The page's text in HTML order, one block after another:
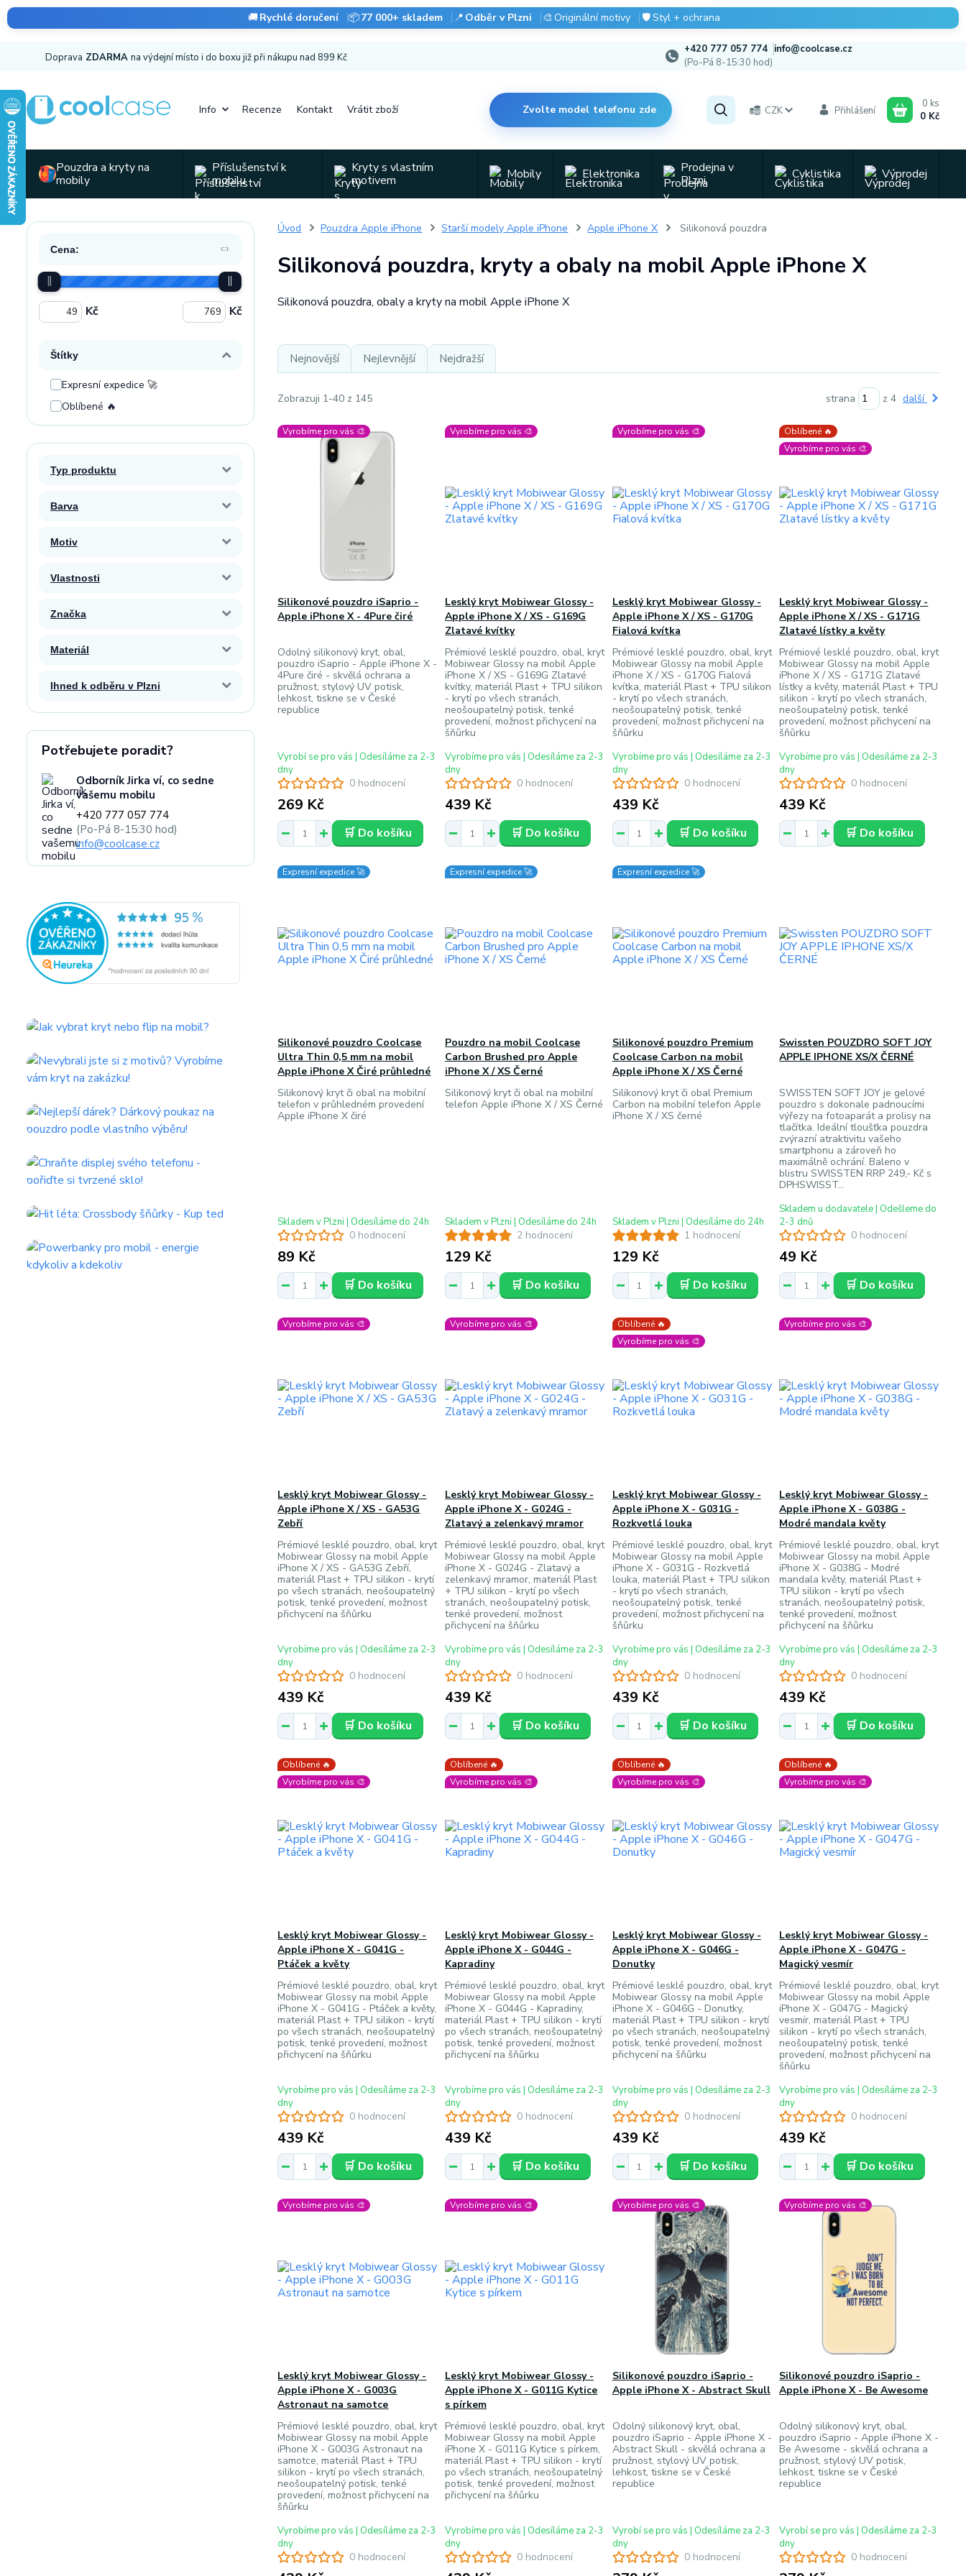
🚚Rychlé doručení 📦77 000+ skladem 📍 Odběr v Plzni 🎨Originální motivy 🛡️Styl + ochrana
Doprava ZDARMA na výdejní místo i do boxu již při nákupu nad 899 Kč
+420 777 057 774 info@coolcase.cz
(Po-Pá 8-15:30 hod)
Info Recenze Kontakt Vrátit zboží Zvolte model telefonu zde CZK Přihlášení
0 ks
0 Kč
Pouzdra a kryty na
mobily
Příslušenství k
mobilu
Kryty s vlastním
motivem
Mobily Elektronika
Prodejna v
Plzni
Cyklistika Výprodej
Cena:
Kč Kč
Štítky
Expresní expedice 🚀
Oblíbené 🔥
Typ produktu
Barva
Motiv
Vlastnosti
Značka
Materiál
Ihned k odběru v Plzni
Potřebujete poradit?
Odborník Jirka ví, co sedne
vašemu mobilu
+420 777 057 774
(Po-Pá 8-15:30 hod)
info@coolcase.cz
Úvod Pouzdra Apple iPhone Starší modely Apple iPhone Apple iPhone X Silikonová pouzdra
Silikonová pouzdra, kryty a obaly na mobil Apple iPhone X
Silikonová pouzdra, obaly a kryty na mobil Apple iPhone X
Nejnovější Nejlevnější Nejdražší
Zobrazuji 1-40 z 145 strana z 4 další
Vyrobíme pro vás 🎨
0 hodnocení
Silikonové pouzdro iSaprio -
Apple iPhone X - 4Pure čiré
Odolný silikonový kryt, obal,
pouzdro iSaprio - Apple iPhone X -
4Pure čiré - skvělá ochrana a
pružnost, stylový UV potisk,
lehkost, tiskne se v České
republice
269 Kč
Vyrobí se pro vás | Odesíláme za 2-3
dny
🛒 Do košíku
Vyrobíme pro vás 🎨
0 hodnocení
Lesklý kryt Mobiwear Glossy -
Apple iPhone X / XS - G169G
Zlatavé kvítky
Prémiové lesklé pouzdro, obal, kryt
Mobiwear Glossy na mobil Apple
iPhone X / XS - G169G Zlatavé
kvítky, materiál Plast + TPU silikon
- krytí po všech stranách,
neošoupatelný potisk, tenké
provedení, možnost přichycení na
šňůrku
439 Kč
Vyrobíme pro vás | Odesíláme za 2-3
dny
🛒 Do košíku
Vyrobíme pro vás 🎨
0 hodnocení
Lesklý kryt Mobiwear Glossy -
Apple iPhone X / XS - G170G
Fialová kvítka
Prémiové lesklé pouzdro, obal, kryt
Mobiwear Glossy na mobil Apple
iPhone X / XS - G170G Fialová
kvítka, materiál Plast + TPU silikon
- krytí po všech stranách,
neošoupatelný potisk, tenké
provedení, možnost přichycení na
šňůrku
439 Kč
Vyrobíme pro vás | Odesíláme za 2-3
dny
🛒 Do košíku
Oblíbené 🔥
Vyrobíme pro vás 🎨
0 hodnocení
Lesklý kryt Mobiwear Glossy -
Apple iPhone X / XS - G171G
Zlatavé lístky a květy
Prémiové lesklé pouzdro, obal, kryt
Mobiwear Glossy na mobil Apple
iPhone X / XS - G171G Zlatavé
lístky a květy, materiál Plast + TPU
silikon - krytí po všech stranách,
neošoupatelný potisk, tenké
provedení, možnost přichycení na
šňůrku
439 Kč
Vyrobíme pro vás | Odesíláme za 2-3
dny
🛒 Do košíku
Expresní expedice 🚀
0 hodnocení
Silikonové pouzdro Coolcase
Ultra Thin 0,5 mm na mobil
Apple iPhone X Čiré průhledné
Silikonový kryt či obal na mobilní
telefon v průhledném provedení
Apple iPhone X čiré
89 Kč
Skladem v Plzni | Odesíláme do 24h
🛒 Do košíku
Expresní expedice 🚀
2 hodnocení
Pouzdro na mobil Coolcase
Carbon Brushed pro Apple
iPhone X / XS Černé
Silikonový kryt či obal na mobilní
telefon Apple iPhone X / XS Černé
129 Kč
Skladem v Plzni | Odesíláme do 24h
🛒 Do košíku
Expresní expedice 🚀
1 hodnocení
Silikonové pouzdro Premium
Coolcase Carbon na mobil
Apple iPhone X / XS Černé
Silikonový kryt či obal Premium
Carbon na mobilní telefon Apple
iPhone X / XS černé
129 Kč
Skladem v Plzni | Odesíláme do 24h
🛒 Do košíku
0 hodnocení
Swissten POUZDRO SOFT JOY
APPLE IPHONE XS/X ČERNÉ
SWISSTEN SOFT JOY je gelové
pouzdro s dokonale padnoucími
výřezy na fotoaparát a prolisy na
tlačítka. Ideální tloušťka pouzdra
zvýrazní atraktivitu vašeho
smartphonu a zároveň ho
maximálně ochrání. Baleno v
blistru SWISSTEN RRP 249,- Kč s
DPHSWISST...
49 Kč
Skladem u dodavatele | Odešleme do
2-3 dnů
🛒 Do košíku
Vyrobíme pro vás 🎨
0 hodnocení
Lesklý kryt Mobiwear Glossy -
Apple iPhone X / XS - GA53G
Zebří
Prémiové lesklé pouzdro, obal, kryt
Mobiwear Glossy na mobil Apple
iPhone X / XS - GA53G Zebří,
materiál Plast + TPU silikon - krytí
po všech stranách, neošoupatelný
potisk, tenké provedení, možnost
přichycení na šňůrku
439 Kč
Vyrobíme pro vás | Odesíláme za 2-3
dny
🛒 Do košíku
Vyrobíme pro vás 🎨
0 hodnocení
Lesklý kryt Mobiwear Glossy -
Apple iPhone X - G024G -
Zlatavý a zelenkavý mramor
Prémiové lesklé pouzdro, obal, kryt
Mobiwear Glossy na mobil Apple
iPhone X - G024G - Zlatavý a
zelenkavý mramor, materiál Plast
+ TPU silikon - krytí po všech
stranách, neošoupatelný potisk,
tenké provedení, možnost
přichycení na šňůrku
439 Kč
Vyrobíme pro vás | Odesíláme za 2-3
dny
🛒 Do košíku
Oblíbené 🔥
Vyrobíme pro vás 🎨
0 hodnocení
Lesklý kryt Mobiwear Glossy -
Apple iPhone X - G031G -
Rozkvetlá louka
Prémiové lesklé pouzdro, obal, kryt
Mobiwear Glossy na mobil Apple
iPhone X - G031G - Rozkvetlá
louka, materiál Plast + TPU silikon
- krytí po všech stranách,
neošoupatelný potisk, tenké
provedení, možnost přichycení na
šňůrku
439 Kč
Vyrobíme pro vás | Odesíláme za 2-3
dny
🛒 Do košíku
Vyrobíme pro vás 🎨
0 hodnocení
Lesklý kryt Mobiwear Glossy -
Apple iPhone X - G038G -
Modré mandala květy
Prémiové lesklé pouzdro, obal, kryt
Mobiwear Glossy na mobil Apple
iPhone X - G038G - Modré
mandala květy, materiál Plast +
TPU silikon - krytí po všech
stranách, neošoupatelný potisk,
tenké provedení, možnost
přichycení na šňůrku
439 Kč
Vyrobíme pro vás | Odesíláme za 2-3
dny
🛒 Do košíku
Oblíbené 🔥
Vyrobíme pro vás 🎨
0 hodnocení
Lesklý kryt Mobiwear Glossy -
Apple iPhone X - G041G -
Ptáček a květy
Prémiové lesklé pouzdro, obal, kryt
Mobiwear Glossy na mobil Apple
iPhone X - G041G - Ptáček a květy,
materiál Plast + TPU silikon - krytí
po všech stranách, neošoupatelný
potisk, tenké provedení, možnost
přichycení na šňůrku
439 Kč
Vyrobíme pro vás | Odesíláme za 2-3
dny
🛒 Do košíku
Oblíbené 🔥
Vyrobíme pro vás 🎨
0 hodnocení
Lesklý kryt Mobiwear Glossy -
Apple iPhone X - G044G -
Kapradiny
Prémiové lesklé pouzdro, obal, kryt
Mobiwear Glossy na mobil Apple
iPhone X - G044G - Kapradiny,
materiál Plast + TPU silikon - krytí
po všech stranách, neošoupatelný
potisk, tenké provedení, možnost
přichycení na šňůrku
439 Kč
Vyrobíme pro vás | Odesíláme za 2-3
dny
🛒 Do košíku
Oblíbené 🔥
Vyrobíme pro vás 🎨
0 hodnocení
Lesklý kryt Mobiwear Glossy -
Apple iPhone X - G046G -
Donutky
Prémiové lesklé pouzdro, obal, kryt
Mobiwear Glossy na mobil Apple
iPhone X - G046G - Donutky,
materiál Plast + TPU silikon - krytí
po všech stranách, neošoupatelný
potisk, tenké provedení, možnost
přichycení na šňůrku
439 Kč
Vyrobíme pro vás | Odesíláme za 2-3
dny
🛒 Do košíku
Oblíbené 🔥
Vyrobíme pro vás 🎨
0 hodnocení
Lesklý kryt Mobiwear Glossy -
Apple iPhone X - G047G -
Magický vesmír
Prémiové lesklé pouzdro, obal, kryt
Mobiwear Glossy na mobil Apple
iPhone X - G047G - Magický
vesmír, materiál Plast + TPU
silikon - krytí po všech stranách,
neošoupatelný potisk, tenké
provedení, možnost přichycení na
šňůrku
439 Kč
Vyrobíme pro vás | Odesíláme za 2-3
dny
🛒 Do košíku
Vyrobíme pro vás 🎨
0 hodnocení
Lesklý kryt Mobiwear Glossy -
Apple iPhone X - G003G
Astronaut na samotce
Prémiové lesklé pouzdro, obal, kryt
Mobiwear Glossy na mobil Apple
iPhone X - G003G Astronaut na
samotce, materiál Plast + TPU
silikon - krytí po všech stranách,
neošoupatelný potisk, tenké
provedení, možnost přichycení na
šňůrku
Vyrobíme pro vás | Odesíláme za 2-3
dny
Vyrobíme pro vás 🎨
0 hodnocení
Lesklý kryt Mobiwear Glossy -
Apple iPhone X - G011G Kytice
s pírkem
Prémiové lesklé pouzdro, obal, kryt
Mobiwear Glossy na mobil Apple
iPhone X - G011G Kytice s pírkem,
materiál Plast + TPU silikon - krytí
po všech stranách, neošoupatelný
potisk, tenké provedení, možnost
přichycení na šňůrku
Vyrobíme pro vás | Odesíláme za 2-3
dny
Vyrobíme pro vás 🎨
0 hodnocení
Silikonové pouzdro iSaprio -
Apple iPhone X - Abstract Skull
Odolný silikonový kryt, obal,
pouzdro iSaprio - Apple iPhone X -
Abstract Skull - skvělá ochrana a
pružnost, stylový UV potisk,
lehkost, tiskne se v České
republice
Vyrobí se pro vás | Odesíláme za 2-3
dny
Vyrobíme pro vás 🎨
0 hodnocení
Silikonové pouzdro iSaprio -
Apple iPhone X - Be Awesome
Odolný silikonový kryt, obal,
pouzdro iSaprio - Apple iPhone X -
Be Awesome - skvělá ochrana a
pružnost, stylový UV potisk,
lehkost, tiskne se v České
republice
Vyrobí se pro vás | Odesíláme za 2-3
dny